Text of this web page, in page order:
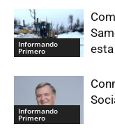
Informando
Primero
Informando
Primero